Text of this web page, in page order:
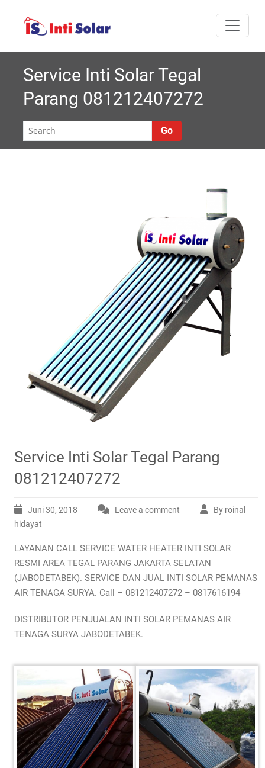
nti
Solar |
Roynal's
House
Melayani semua
Service Inti Solar Tegal
Parang 081212407272
Go
Service Inti Solar Tegal Parang
081212407272
Juni 30, 2018 Leave a comment
By roinal
hidayat
LAYANAN CALL SERVICE WATER HEATER INTI SOLAR
RESMI AREA TEGAL PARANG JAKARTA SELATAN
(JABODETABEK). SERVICE DAN JUAL INTI SOLAR PEMANAS
AIR TENAGA SURYA. Call – 081212407272 – 0817616194
DISTRIBUTOR PENJUALAN INTI SOLAR PEMANAS AIR
TENAGA SURYA JABODETABEK.